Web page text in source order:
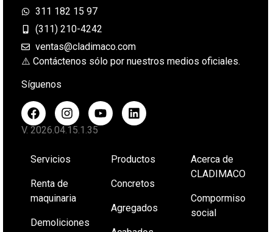
311 182 15 97
(311) 210-4242
ventas@cladimaco.com
⚠️ Contáctenos sólo por nuestros medios oficiales.
Síguenos
V. 2026.04.15.1.35
Servicios
Renta de
maquinaria
Demoliciones
Productos
Concretos
Agregados
Acerca de
CLADIMACO
Compormiso
social